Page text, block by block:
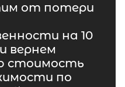
от потери
на 10
вернем
стоимость
по